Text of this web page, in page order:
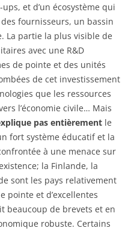
et d’un écosystème qui
fournisseurs, un bassin
La partie la plus visible de
avec une R&D
de pointe et des unités
de cet investissement
que les ressources
l’économie civile… Mais
pas entièrement le
fort système éducatif et la
à une menace sur
la Finlande, la
sont les pays relativement
pointe et d’excellentes
beaucoup de brevets et en
robuste. Certains